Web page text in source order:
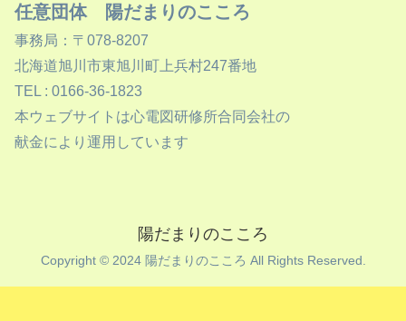
任意団体 陽だまりのこころ
事務局：〒078-8207
北海道旭川市東旭川町上兵村247番地
TEL : 0166-36-1823
本ウェブサイトは心電図研修所合同会社の
献金により運用しています
陽だまりのこころ
Copyright © 2024 陽だまりのこころ All Rights Reserved.